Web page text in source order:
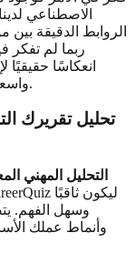
الاصطناعي
الروابط الدقيقة بين
ربما لم تفكر
انعكاسًا
لتجربة هذه التقنية القوية.
تحليل تقريرك
التحليل المهني
وسهل الفهم.
وأنماط عملك